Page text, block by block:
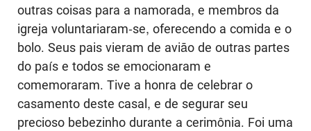
outras coisas para a namorada, e membros da
igreja voluntariaram-se, oferecendo a comida e o
bolo. Seus pais vieram de aviāo de outras partes
do país e todos se emocionaram e
comemoraram. Tive a honra de celebrar o
casamento deste casal, e de segurar seu
precioso bebezinho durante a cerimônia. Foi uma